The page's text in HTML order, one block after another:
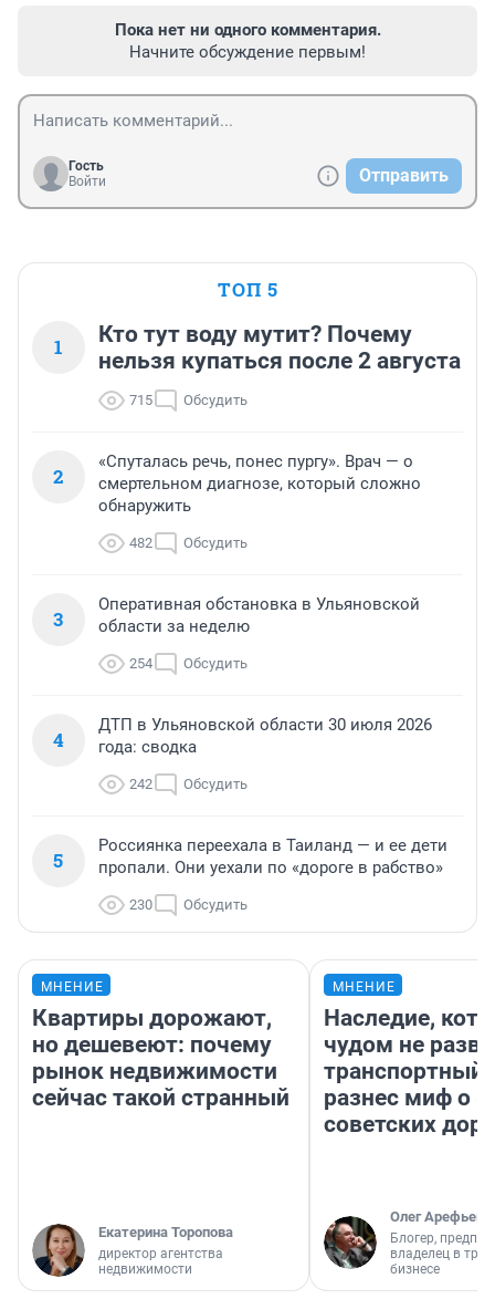
Пока нет ни одного комментария.
Начните обсуждение первым!
Гость
Войти
Отправить
ТОП 5
1
Кто тут воду мутит? Почему
нельзя купаться после 2 августа
715 Обсудить
2
«Спуталась речь, понес пургу». Врач — о
смертельном диагнозе, который сложно
обнаружить
482 Обсудить
3
Оперативная обстановка в Ульяновской
области за неделю
254 Обсудить
4
ДТП в Ульяновской области 30 июля 2026
года: сводка
242 Обсудить
5
Россиянка переехала в Таиланд — и ее дети
пропали. Они уехали по «дороге в рабство»
230 Обсудить
МНЕНИЕ
Квартиры дорожают,
но дешевеют: почему
рынок недвижимости
сейчас такой странный
Екатерина Торопова
директор агентства
недвижимости
МНЕНИЕ
Наследие,
чудом не
транспортный
разнес миф о
советских
Олег Арефьев
Блогер,
владелец в
бизнесе